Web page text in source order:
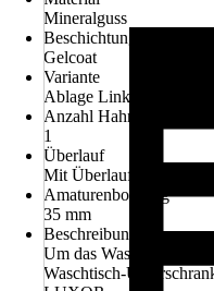
Mineralguss
Beschichtung
Gelcoat
Variante
Ablage Links
Anzahl Hahnlöcher
1
Überlauf
Mit Überlauf
Amaturenbohrung
35 mm
Beschreibung
Um das Waschbecken
Waschtisch-